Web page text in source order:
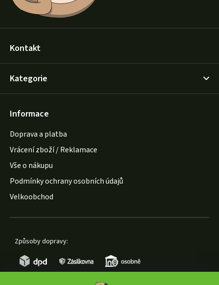
Kontakt
Kategorie
Informace
Doprava a platba
Vrácení zboží / Reklamace
Vše o nákupu
Podmínky ochrany osobních údajů
Velkoobchod
Způsoby dopravy: